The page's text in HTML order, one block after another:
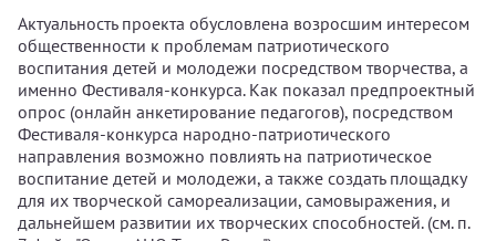
Актуальность проекта обусловлена возросшим интересом
общественности к проблемам патриотического
воспитания детей и молодежи посредством творчества, а
именно Фестиваля-конкурса. Как показал предпроектный
опрос (онлайн анкетирование педагогов), посредством
Фестиваля-конкурса народно-патриотического
направления возможно повлиять на патриотическое
воспитание детей и молодежи, а также создать площадку
для их творческой самореализации, самовыражения, и
дальнейшем развитии их творческих способностей. (см. п.